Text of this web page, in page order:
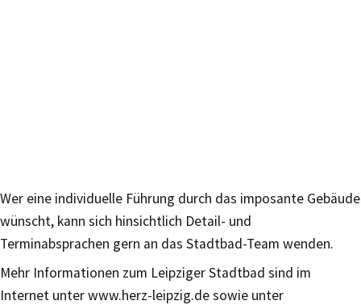
Wer eine individuelle Führung durch das imposante Gebäude
wünscht, kann sich hinsichtlich Detail- und
Terminabsprachen gern an das Stadtbad-Team wenden.
Mehr Informationen zum Leipziger Stadtbad sind im
Internet unter www.herz-leipzig.de sowie unter